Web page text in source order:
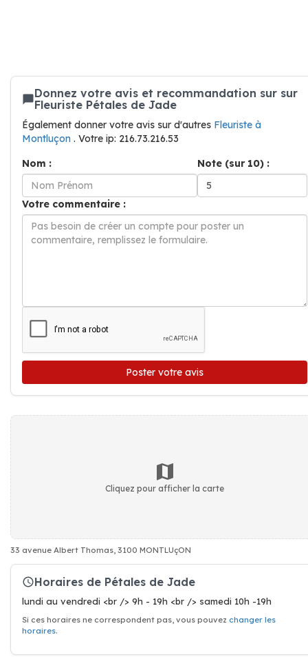
Donnez votre avis et recommandation sur sur
Fleuriste Pétales de Jade
Également donner votre avis sur d'autres Fleuriste à
Montluçon . Votre ip: 216.73.216.53
Nom :
Note (sur 10) :
Votre commentaire :
Poster votre avis
Cliquez pour afficher la carte
33 avenue Albert Thomas, 3100 MONTLUçON
Horaires de Pétales de Jade
lundi au vendredi <br /> 9h - 19h <br /> samedi 10h -19h
Si ces horaires ne correspondent pas, vous pouvez changer les
horaires.